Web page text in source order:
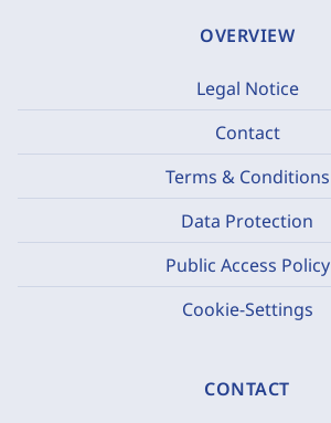
OVERVIEW
Legal Notice
Contact
Terms & Conditions
Data Protection
Public Access Policy
Cookie-Settings
CONTACT